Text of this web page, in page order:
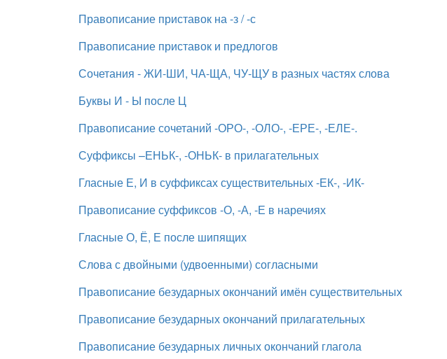
Правописание приставок на -з / -с
Правописание приставок и предлогов
Сочетания - ЖИ-ШИ, ЧА-ЩА, ЧУ-ЩУ в разных частях слова
Буквы И - Ы после Ц
Правописание сочетаний -ОРО-, -ОЛО-, -ЕРЕ-, -ЕЛЕ-.
Суффиксы –ЕНЬК-, -ОНЬК- в прилагательных
Гласные Е, И в суффиксах существительных -ЕК-, -ИК-
Правописание суффиксов -О, -А, -Е в наречиях
Гласные О, Ё, Е после шипящих
Слова с двойными (удвоенными) согласными
Правописание безударных окончаний имён существительных
Правописание безударных окончаний прилагательных
Правописание безударных личных окончаний глагола